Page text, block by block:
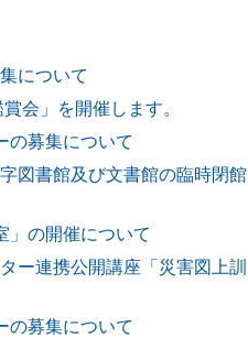
について
会」を開催します。
の募集について
図書館及び文書館の臨時閉館
」の開催について
ー連携公開講座「災害図上訓
の募集について